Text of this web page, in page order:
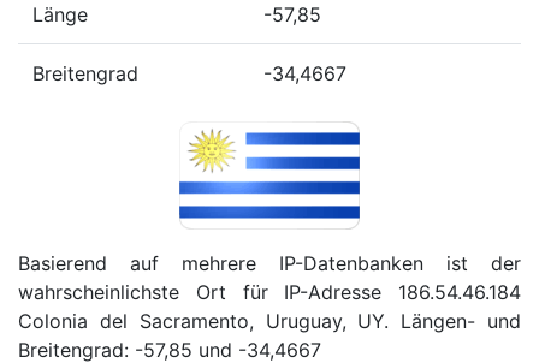
Länge -57,85
Breitengrad -34,4667
Basierend auf mehrere IP-Datenbanken ist der
wahrscheinlichste Ort für IP-Adresse 186.54.46.184
Colonia del Sacramento, Uruguay, UY. Längen- und
Breitengrad: -57,85 und -34,4667